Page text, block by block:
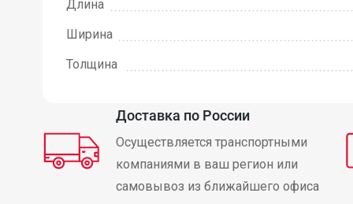
Длина
Ширина
Толщина
Доставка по России
Осуществляется транспортными
компаниями в ваш регион или
самовывоз из ближайшего офиса